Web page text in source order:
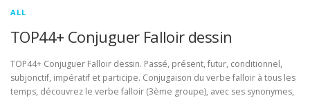
ALL
TOP44+ Conjuguer Falloir dessin
TOP44+ Conjuguer Falloir dessin. Passé, présent, futur, conditionnel,
subjonctif, impératif et participe. Conjugaison du verbe falloir à tous les
temps, découvrez le verbe falloir (3ème groupe), avec ses synonymes,